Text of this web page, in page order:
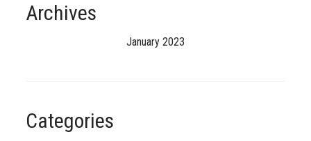
Archives
January 2023
Categories